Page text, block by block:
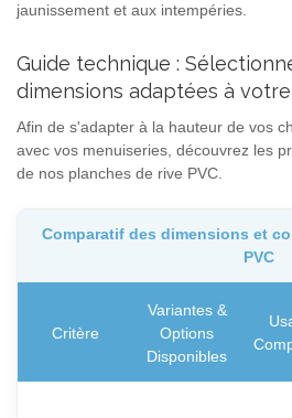
jaunissement et aux intempéries.
Guide technique :
dimensions adaptées à
Afin de s'adapter à la hauteur de vos
avec vos menuiseries, découvrez les
de nos planches de rive PVC.
Comparatif des dimensions et
PVC
Critère
Variantes &
Options
Disponibles